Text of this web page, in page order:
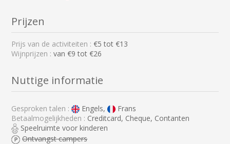
Prijzen
Prijs van de activiteiten :€5 tot €13
Wijnprijzen :van €9 tot €26
Nuttige informatie
Gesproken talen : Engels,
Frans
Betaalmogelijkheden : Creditcard, Cheque, Contanten
Speelruimte voor kinderen
Ontvangst campers